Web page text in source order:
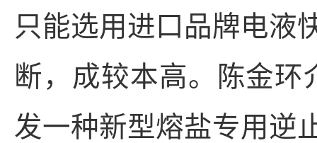
只能选用进口品牌电液
断，成较本高。陈金环
发一种新型熔盐专用逆